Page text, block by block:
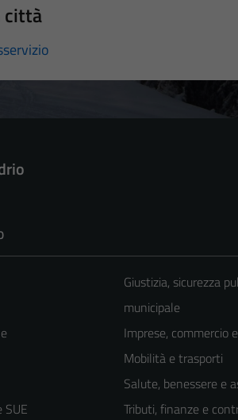
città
Giustizia, sicurezza
municipale
Imprese, commercio
Mobilità e trasporti
Salute, benessere e
Tributi, finanze e